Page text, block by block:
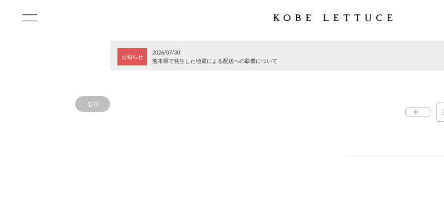
お知らせ
2026/07/30
熊本県で発生した地震による配送への影響について
1/0